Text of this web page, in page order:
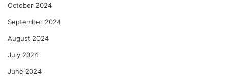
October 2024
September 2024
August 2024
July 2024
June 2024